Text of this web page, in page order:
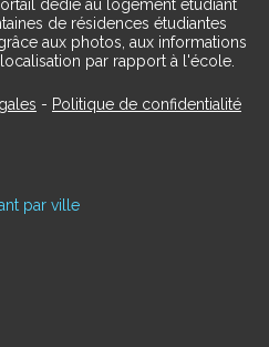
dédié au logement étudiant
de résidences étudiantes
aux photos, aux informations
par rapport à l'école.
- Politique de confidentialité
par ville